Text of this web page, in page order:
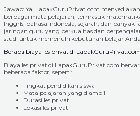
Jawab: Ya, LapakGuruPrivat.com
berbagai mata pelajaran, termasuk
Inggris, bahasa Indonesia, sejarah, dan banyak
jaringan guru yang berkualitas dan
studi untuk memenuhi kebutuhan belajar Anda.
Berapa biaya les privat di
Biaya les privat di LapakGuruPrivat.com
beberapa faktor, seperti:
Tingkat pendidikan siswa
Mata pelajaran yang diambil
Durasi les privat
Lokasi les privat